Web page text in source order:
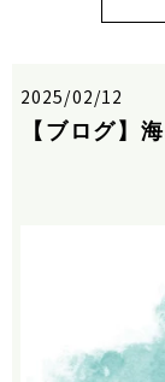
2025/02/12
【ブログ】